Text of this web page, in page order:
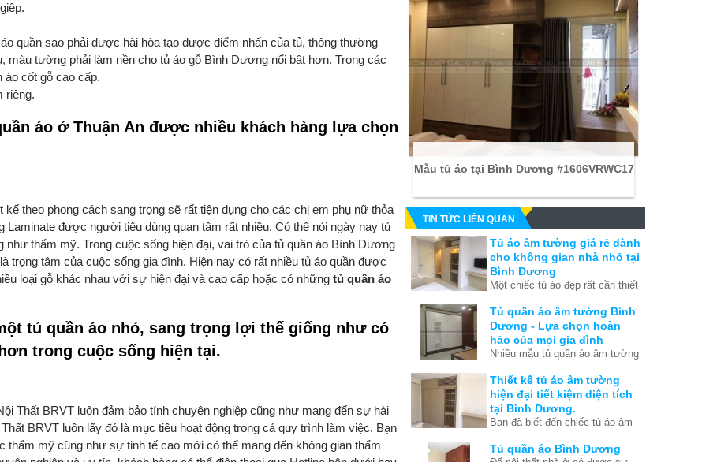
quần sao phải được hài hòa tạo được điểm nhấn của tủ, thông thường
tường phải làm nền cho tủ áo gỗ Bình Dương nổi bật hơn. Trong các
áo cốt gỗ cao cấp.
riêng.
áo ở Thuận An được nhiều khách hàng lựa chọn
kế theo phong cách sang trọng sẽ rất tiện dụng cho các chị em phụ nữ thỏa
được người tiêu dùng quan tâm rất nhiều. Có thể nói ngày nay tủ
thẩm mỹ. Trong cuộc sống hiện đại, vai trò của tủ quần áo Bình Dương
tâm của cuộc sống gia đình. Hiện nay có rất nhiều tủ áo quần được
loại gỗ khác nhau với sự hiện đại và cao cấp hoặc có những tủ quần áo
tủ quần áo nhỏ, sang trọng lợi thế giống như có
trong cuộc sống hiện tại.
Thất BRVT luôn đảm bảo tính chuyên nghiệp cũng như mang đến sự hài
BRVT luôn lấy đó là mục tiêu hoạt động trong cả quy trình làm việc. Bạn
thẩm mỹ cũng như sự tinh tế cao mới có thể mang đến không gian thẩm
Mẫu tủ áo tại Bình Dương #1606VRWC17
TIN TỨC LIÊN QUAN
Tủ áo âm tường giá rẻ dành
cho không gian nhà nhỏ tại
Bình Dương
Một chiếc tủ áo đẹp rất cần thiết
không chỉ để sắp xếp quần áo
ngắn nắp mà nó còn thể hiện
phong cách của gia chủ. Chúng
tôi xin giới thiệu đến gia chủ một
kiệm diện tích tại Bình Dương.
Tủ quần áo âm tường Bình
Dương - Lựa chọn hoàn
hảo của mọi gia đình
Nhiều mẫu tủ quần áo âm tường
dùng cao của nhiều khách hàng.
Thiết kế tủ áo âm tường
hiện đại tiết kiệm diện tích
tại Bình Dương.
Bạn đã biết đến chiếc tủ áo âm
cùng hiệu quả cho phòng ngủ
Tủ quần áo Bình Dương